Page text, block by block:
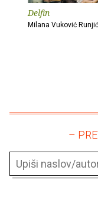
Delfin
Milana Vuković Runjić
–